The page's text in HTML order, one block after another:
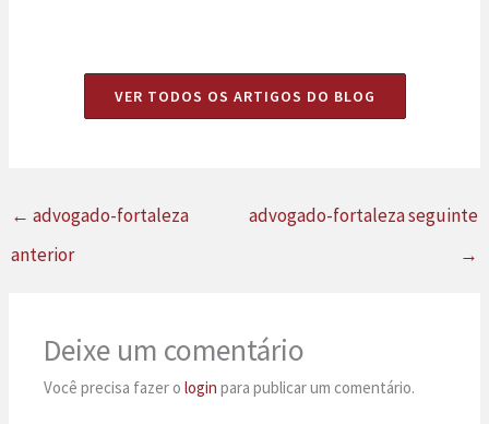
VER TODOS OS ARTIGOS DO BLOG
← advogado-fortaleza
anterior
advogado-fortaleza seguinte
→
Deixe um comentário
Você precisa fazer ologin para publicar um comentário.